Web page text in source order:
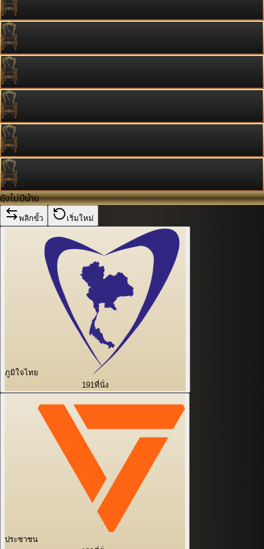
ยังไม่มีฝ่าย
พลิกขั้ว เริ่มใหม่
ภูมิใจไทย
191ที่นั่ง
ประชาชน